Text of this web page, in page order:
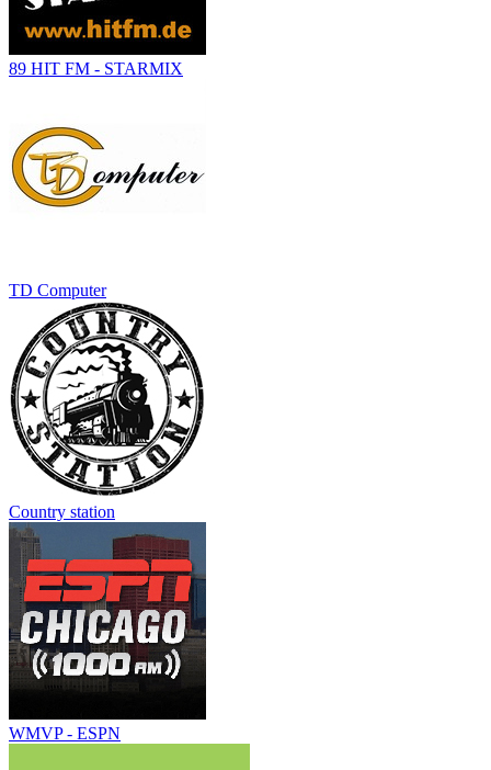
89 HIT FM - STARMIX
TD Computer
Country station
WMVP - ESPN